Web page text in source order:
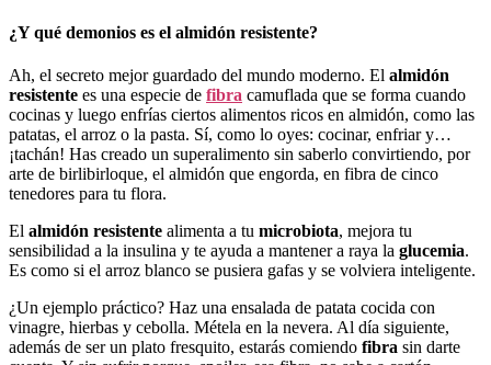
¿Y qué demonios es el almidón resistente?
Ah, el secreto mejor guardado del mundo moderno. El almidón
resistente es una especie de fibra camuflada que se forma cuando
cocinas y luego enfrías ciertos alimentos ricos en almidón, como las
patatas, el arroz o la pasta. Sí, como lo oyes: cocinar, enfriar y…
¡tachán! Has creado un superalimento sin saberlo convirtiendo, por
arte de birlibirloque, el almidón que engorda, en fibra de cinco
tenedores para tu flora.
El almidón resistente alimenta a tu microbiota, mejora tu
sensibilidad a la insulina y te ayuda a mantener a raya la glucemia.
Es como si el arroz blanco se pusiera gafas y se volviera inteligente.
¿Un ejemplo práctico? Haz una ensalada de patata cocida con
vinagre, hierbas y cebolla. Métela en la nevera. Al día siguiente,
además de ser un plato fresquito, estarás comiendo fibra sin darte